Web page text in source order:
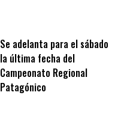
Se adelanta para el sábado
la última fecha del
Campeonato Regional
Patagónico